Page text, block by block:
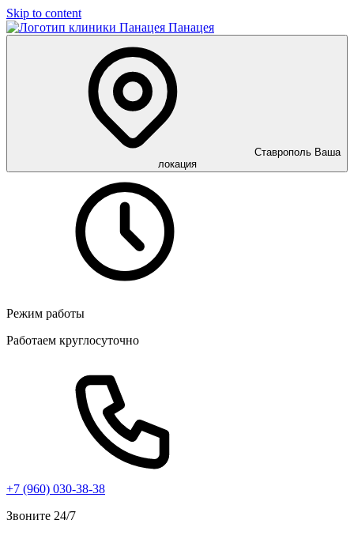
Skip to content
Панацея
Ставрополь Ваша
локация
Режим работы
Работаем круглосуточно
+7 (960) 030-38-38
Звоните 24/7